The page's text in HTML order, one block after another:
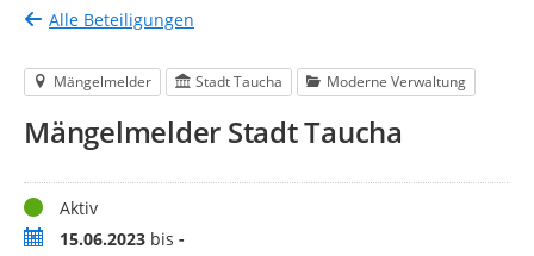
Alle Beteiligungen
Mängelmelder Stadt Taucha Moderne Verwaltung
Mängelmelder Stadt Taucha
StatusAktiv
Zeitraum15.06.2023 bis -